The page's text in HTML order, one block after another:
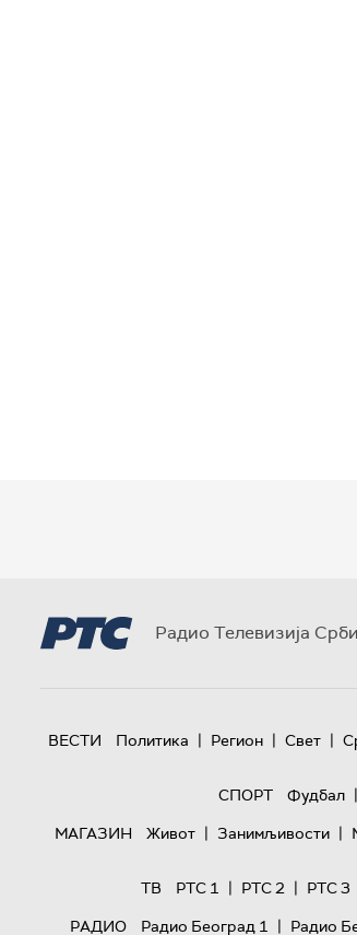
Радио Телевизија
ВЕСТИ Политика | Регион | Свет |
СПОРТ
Фудбал |
МАГАЗИН
Живот | Занимљивости |
ТВ
РТС 1 | РТС 2 | РТС 3
РАДИО
Радио Београд 1 | Радио